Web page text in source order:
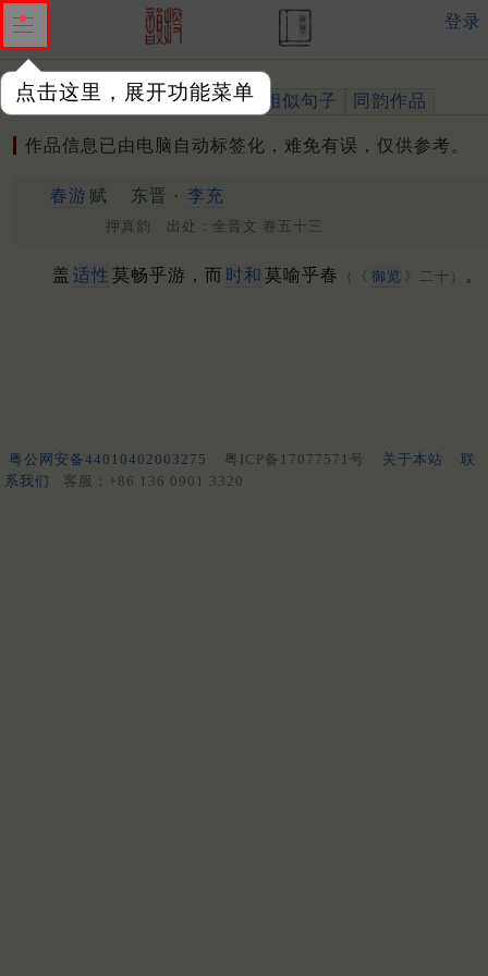
点击这里，展开功能菜单
登录
作品 标注四声 出处、引用 相似句子 同韵作品
作品信息已由电脑自动标签化，难免有误，仅供参考。
春游 赋 东晋 · 李充
押真韵 出处：全晋文 卷五十三
盖 适性 莫畅乎游，而 时和 莫喻乎春 （《 御览 》二十） 。
粤公网安备44010402003275 粤ICP备17077571号 关于本站
联
系我们
客服：+86 136 0901 3320